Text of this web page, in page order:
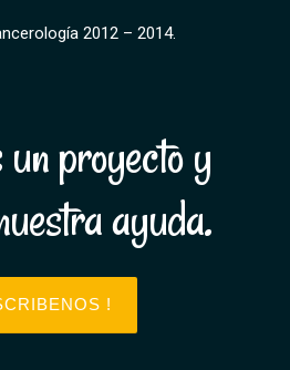
2012 – 2014.
proyecto y
ayuda.
!